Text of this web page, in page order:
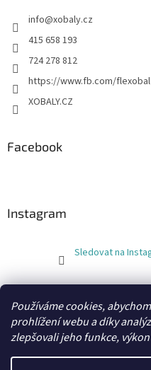
Používáme cookies,
prohlížení webu a díky
zlepšovali jeho funkce,
info@xobaly.cz
415 658 193
724 278 812
https://www.fb.com/flexobal
XOBALY.CZ
Facebook
Instagram
Sledovat na